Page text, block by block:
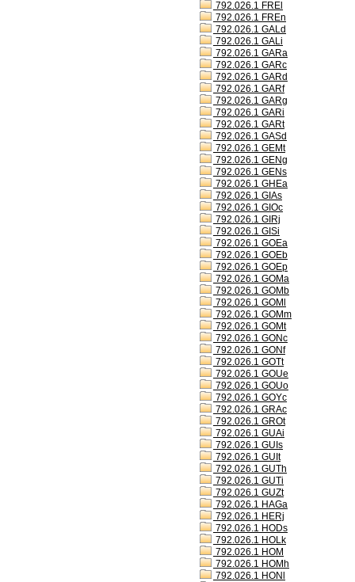
792.026.1 FREl
792.026.1 FREn
792.026.1 GALd
792.026.1 GALi
792.026.1 GARa
792.026.1 GARc
792.026.1 GARd
792.026.1 GARf
792.026.1 GARg
792.026.1 GARi
792.026.1 GARt
792.026.1 GASd
792.026.1 GEMt
792.026.1 GENg
792.026.1 GENs
792.026.1 GHEa
792.026.1 GIAs
792.026.1 GIOc
792.026.1 GIRj
792.026.1 GISi
792.026.1 GOEa
792.026.1 GOEb
792.026.1 GOEp
792.026.1 GOMa
792.026.1 GOMb
792.026.1 GOMl
792.026.1 GOMm
792.026.1 GOMt
792.026.1 GONc
792.026.1 GONf
792.026.1 GOTt
792.026.1 GOUe
792.026.1 GOUo
792.026.1 GOYc
792.026.1 GRAc
792.026.1 GROt
792.026.1 GUAi
792.026.1 GUIs
792.026.1 GUIt
792.026.1 GUTh
792.026.1 GUTi
792.026.1 GUZt
792.026.1 HAGa
792.026.1 HERj
792.026.1 HODs
792.026.1 HOLk
792.026.1 HOM
792.026.1 HOMh
792.026.1 HONl